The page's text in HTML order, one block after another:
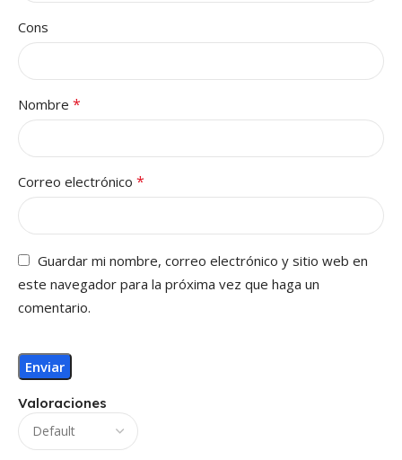
Valoraciones
Cons
Nombre *
Correo electrónico *
Guardar mi nombre, correo electrónico y sitio web en
este navegador para la próxima vez que haga un
comentario.